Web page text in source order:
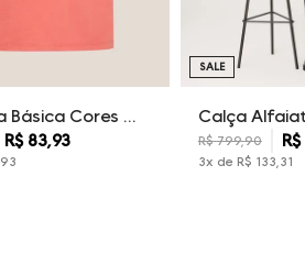
Camiseta Básica Cores Dudalina Masculina
R$ 83,93
93
R$ 799,90 R$
3x de R$ 133 31
SALE